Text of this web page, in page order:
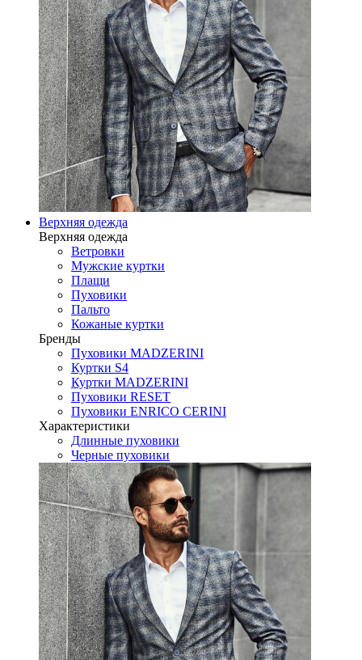
Верхняя одежда
Верхняя одежда
Ветровки
Мужские куртки
Плащи
Пуховики
Пальто
Кожаные куртки
Бренды
Пуховики MADZERINI
Куртки S4
Куртки MADZERINI
Пуховики RESET
Пуховики ENRICO CERINI
Характеристики
Длинные пуховики
Черные пуховики